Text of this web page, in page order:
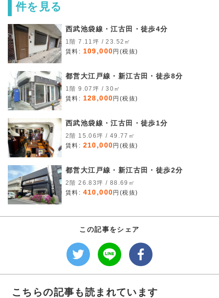
件を見る
西武池袋線・江古田・徒歩4分
1階 7.11坪 / 23.52㎡
賃料: 109,000 円(税抜)
都営大江戸線・新江古田・徒歩8分
1階 9.07坪 / 30㎡
賃料: 128,000 円(税抜)
西武池袋線・江古田・徒歩1分
2階 15.06坪 / 49.77㎡
賃料: 210,000 円(税抜)
都営大江戸線・新江古田・徒歩2分
2階 26.83坪 / 88.69㎡
賃料: 410,000 円(税抜)
この記事をシェア
こちらの記事も読まれています